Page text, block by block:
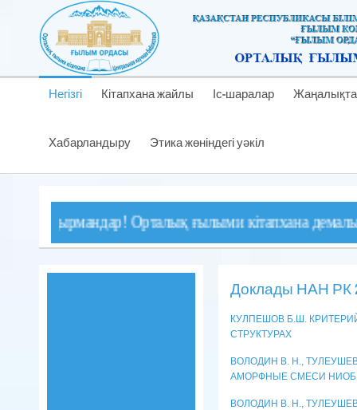
Негізгі Кітапхана жайлы Іс-шаралар
Хабарландыру Этика жөніндегі уәкіл
Орталық ғылыми кітапхана демалыс және
Доклады НАН РК
КУЛПЕШОВ Б.Ш.
СТРУКТУРАХ
ВОЛОДИН В. Н.,
АМОРФНЫЕ СМЕСИ
ВОЛОДИН В. Н.,